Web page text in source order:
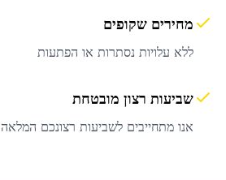
מחירים שקופים
ללא עלויות נסתרות או הפתעות
שביעות רצון מובטחת
אנו מתחייבים לשביעות רצונכם המלאה